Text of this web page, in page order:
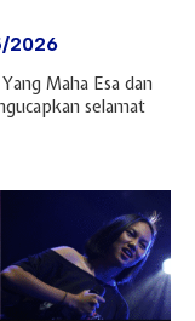
2026
Maha Esa dan
selamat